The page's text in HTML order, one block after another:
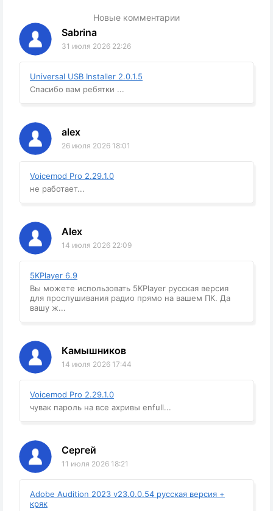
Новые комментарии
Sabrina
31 июля 2026 22:26
Universal USB Installer 2.0.1.5
Спасибо вам ребятки ...
alex
26 июля 2026 18:01
Voicemod Pro 2.29.1.0
не работает...
Alex
14 июля 2026 22:09
5KPlayer 6.9
Вы можете использовать 5KPlayer русская версия
для прослушивания радио прямо на вашем ПК. Да
вашу ж...
Камышников
14 июля 2026 17:44
Voicemod Pro 2.29.1.0
чувак пароль на все ахривы enfull...
Сергей
11 июля 2026 18:21
Adobe Audition 2023 v23.0.0.54 русская версия +
кряк